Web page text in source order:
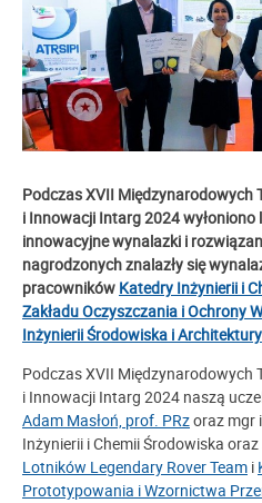
Podczas XVII Międzynarodowych
i Innowacji Intarg 2024
innowacyjne wynalazki i
nagrodzonych znalazły się
pracowników Katedry Inżynierii i
Zakładu Oczyszczania i Ochrony
Inżynierii Środowiska i Architektury
Podczas XVII Międzynarodowych
i Innowacji Intarg 2024 naszą
Adam Masłoń, prof. PRzoraz mgr
Inżynierii i Chemii Środowiska
Lotników Legendary Rover Team i
Prototypowania i Wzornictwa